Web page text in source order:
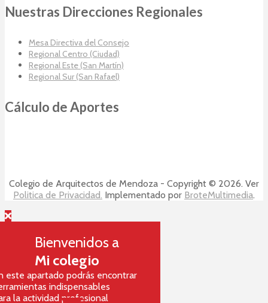
Nuestras Direcciones Regionales
Mesa Directiva del Consejo
Regional Centro (Ciudad)
Regional Este (San Martín)
Regional Sur (San Rafael)
Cálculo de Aportes
Colegio de Arquitectos de Mendoza - Copyright © 2026. Ver
Politica de Privacidad. Implementado por BroteMultimedia.
Bienvenidos a
Mi colegio
este apartado podrás encontrar
indispensables
la actividad profesional